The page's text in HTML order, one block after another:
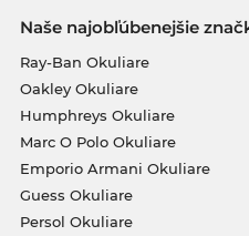
Naše najobľúbenejšie
Ray-Ban Okuliare
Oakley Okuliare
Humphreys Okuliare
Marc O Polo Okuliare
Emporio Armani Okuliare
Guess Okuliare
Persol Okuliare